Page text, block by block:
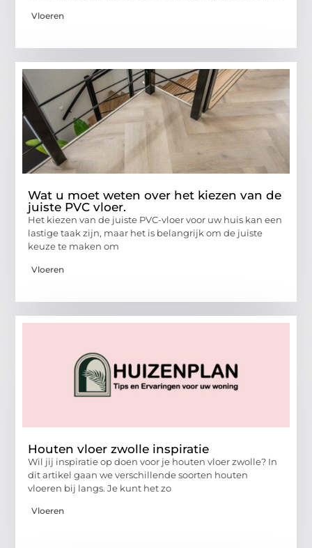
Vloeren
Wat u moet weten over het kiezen van de
juiste PVC vloer.
Het kiezen van de juiste PVC-vloer voor uw huis kan een
lastige taak zijn, maar het is belangrijk om de juiste
keuze te maken om
Vloeren
Houten vloer zwolle inspiratie
Wil jij inspiratie op doen voor je houten vloer zwolle? In
dit artikel gaan we verschillende soorten houten
vloeren bij langs. Je kunt het zo
Vloeren